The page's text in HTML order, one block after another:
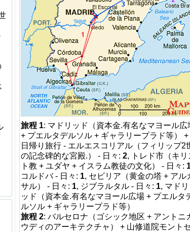
旅程 1: マドリッド（資本金.有名なマヨール広
+ プエルタデルソル + ギャラリープラド等） +
日帰り旅行 - エルエスコリアル（フィリップ2
の記念碑的な宮殿.） - 日々: 2, トレド市（キリ
ト教 + ユダヤ + イスラム教徒の文化） - 日々:
コルドバ - 日々: 1, セビリア（黄金の塔 + アル
サル） - 日々: 1, ジブラルタル - 日々: 1, マドリ
ッド（資本金.有名なマヨール広場 + プエルタ
ルソル + ギャラリープラド等）
旅程 2: バルセロナ（ゴシック地区 + アントニ
ウディのアーキテクチャ） + 山修道院モント